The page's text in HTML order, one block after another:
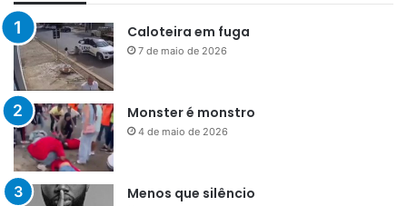
Caloteira em fuga
7 de maio de 2026
Monster é monstro
4 de maio de 2026
Menos que silêncio